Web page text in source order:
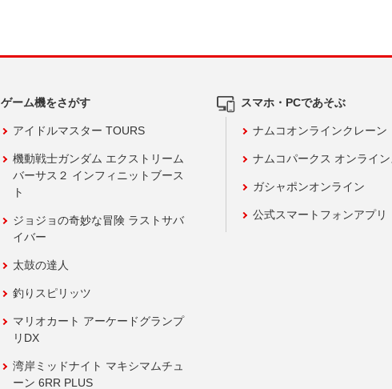
ゲーム機をさがす
アイドルマスター TOURS
機動戦士ガンダム エクストリーム
バーサス２ インフィニットブース
ト
ジョジョの奇妙な冒険 ラストサバ
イバー
太鼓の達人
釣りスピリッツ
マリオカート アーケードグランプ
リDX
湾岸ミッドナイト マキシマムチュ
ーン 6RR PLUS
スマホ・PCであそぶ
ナムコオンラインクレーン
ナムコパークス オンライ
ガシャポンオンライン
公式スマートフォンアプリ